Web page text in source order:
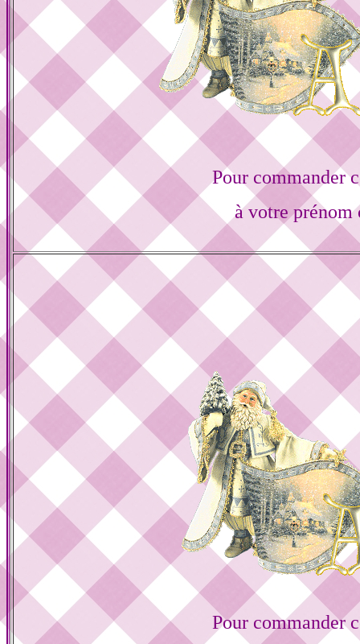
Pour commander
à votre prénom
Pour commander